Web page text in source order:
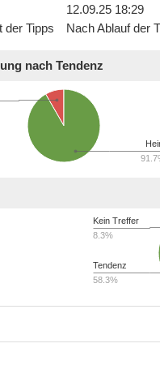
12.09.25 18:29
der Tipps
Nach Ablauf der
nach Tendenz
Tendenz
58.3%
Kein Treffer
8.3%